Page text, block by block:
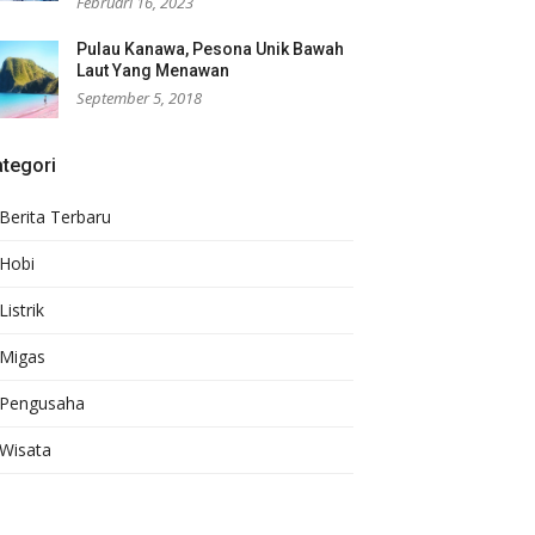
Pulau Kanawa, Pesona Unik Bawah
Laut Yang Menawan
September 5, 2018
Berita Terbaru
Hobi
Listrik
Migas
Pengusaha
Wisata